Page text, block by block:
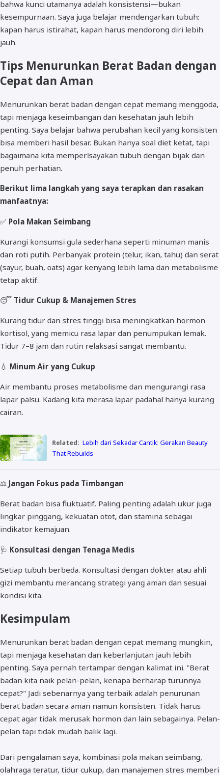
bahwa kunci utamanya adalah konsistensi—bukan
kesempurnaan. Saya juga belajar mendengarkan tubuh:
kapan harus istirahat, kapan harus mendorong diri lebih
jauh.
Tips Menurunkan Berat Badan dengan
Cepat dan Aman
Menurunkan berat badan dengan cepat memang menggoda,
tapi menjaga keseimbangan dan kesehatan jauh lebih
penting. Saya belajar bahwa perubahan kecil yang konsisten
bisa memberi hasil besar. Bukan hanya soal diet ketat, tapi
bagaimana kita memperlsayakan tubuh dengan bijak dan
penuh perhatian.
Berikut lima langkah yang saya terapkan dan rasakan
manfaatnya:
✅ Pola Makan Seimbang
Kurangi konsumsi gula sederhana seperti minuman manis
dan roti putih. Perbanyak protein (telur, ikan, tahu) dan serat
(sayur, buah, oats) agar kenyang lebih lama dan metabolisme
tetap aktif.
😴 Tidur Cukup & Manajemen Stres
Kurang tidur dan stres tinggi bisa meningkatkan hormon
kortisol, yang memicu rasa lapar dan penumpukan lemak.
Tidur 7–8 jam dan rutin relaksasi sangat membantu.
💧 Minum Air yang Cukup
Air membantu proses metabolisme dan mengurangi rasa
lapar palsu. Kadang kita merasa lapar padahal hanya kurang
cairan.
Related: Lebih dari Sekadar Cantik: Gerakan Beauty
That Rebuilds
⚖️ Jangan Fokus pada Timbangan
Berat badan bisa fluktuatif. Paling penting adalah ukur juga
lingkar pinggang, kekuatan otot, dan stamina sebagai
indikator kemajuan.
🩺 Konsultasi dengan Tenaga Medis
Setiap tubuh berbeda. Konsultasi dengan dokter atau ahli
gizi membantu merancang strategi yang aman dan sesuai
kondisi kita.
Kesimpulam
Menurunkan berat badan dengan cepat memang mungkin,
tapi menjaga kesehatan dan keberlanjutan jauh lebih
penting. Saya pernah tertampar dengan kalimat ini. "Berat
badan kita naik pelan-pelan, kenapa berharap turunnya
cepat?" Jadi sebenarnya yang terbaik adalah penurunan
berat badan secara aman namun konsisten. Tidak harus
cepat agar tidak merusak hormon dan lain sebagainya. Pelan-
pelan tapi tidak mudah balik lagi.
Dari pengalaman saya, kombinasi pola makan seimbang,
olahraga teratur, tidur cukup, dan manajemen stres memberi